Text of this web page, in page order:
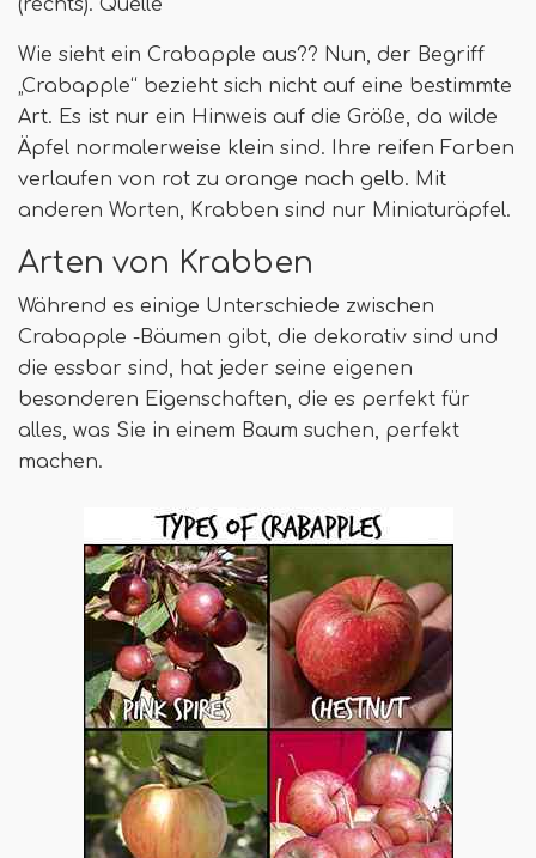
(rechts). Quelle
Wie sieht ein Crabapple aus?? Nun, der Begriff
„Crabapple“ bezieht sich nicht auf eine bestimmte
Art. Es ist nur ein Hinweis auf die Größe, da wilde
Äpfel normalerweise klein sind. Ihre reifen Farben
verlaufen von rot zu orange nach gelb. Mit
anderen Worten, Krabben sind nur Miniaturäpfel.
Arten von Krabben
Während es einige Unterschiede zwischen
Crabapple -Bäumen gibt, die dekorativ sind und
die essbar sind, hat jeder seine eigenen
besonderen Eigenschaften, die es perfekt für
alles, was Sie in einem Baum suchen, perfekt
machen.